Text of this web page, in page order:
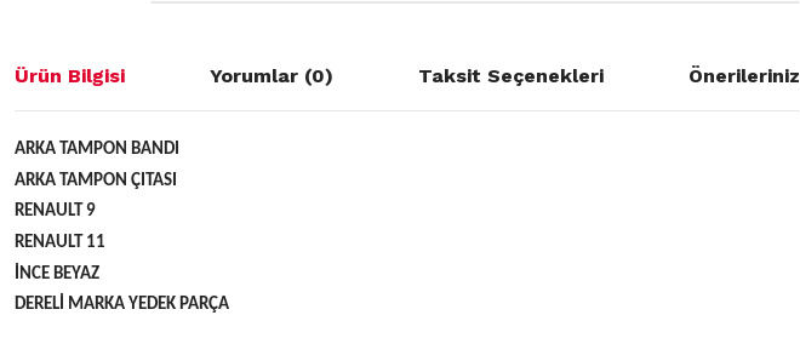
Ürün Bilgisi Yorumlar (0) Taksit Seçenekleri Önerileriniz
ARKA TAMPON BANDI
ARKA TAMPON ÇITASI
RENAULT 9
RENAULT 11
İNCE BEYAZ
DERELİ MARKA YEDEK PARÇA